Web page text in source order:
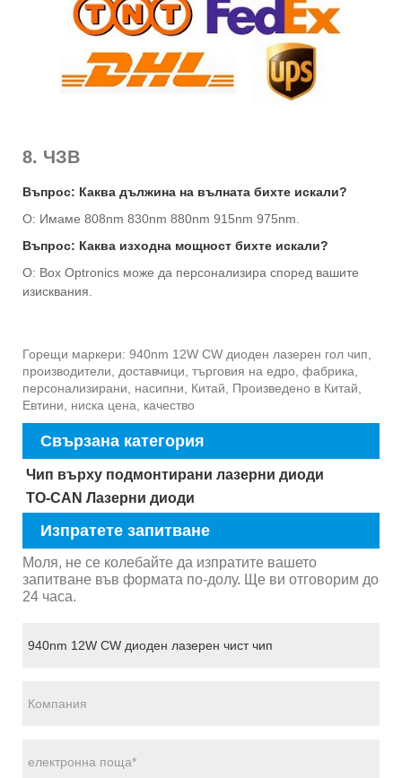
8. ЧЗВ
Въпрос: Каква дължина на вълната бихте искали?
О: Имаме 808nm 830nm 880nm 915nm 975nm.
Въпрос: Каква изходна мощност бихте искали?
О: Box Optronics може да персонализира според вашите
изисквания.
Горещи маркери: 940nm 12W CW диоден лазерен гол чип,
производители, доставчици, търговия на едро, фабрика,
персонализирани, насипни, Китай, Произведено в Китай,
Евтини, ниска цена, качество
Свързана категория
Чип върху подмонтирани лазерни диоди
TO-CAN Лазерни диоди
Изпратете запитване
Моля, не се колебайте да изпратите вашето
запитване във формата по-долу. Ще ви отговорим до
24 часа.